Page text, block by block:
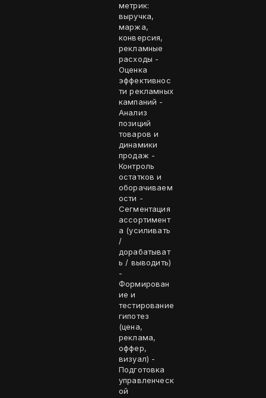
метрик:
выручка,
маржа,
конверсия,
рекламные
расходы -
Оценка
эффективнос
ти рекламных
кампаний -
Анализ
позиций
товаров и
динамики
продаж -
Контроль
остатков и
оборачиваем
ости -
Сегментация
ассортимент
а (усиливать
/
дорабатыват
ь / выводить)
-
Формирован
ие и
тестирование
гипотез
(цена,
реклама,
оффер,
визуал) -
Подготовка
управленческ
ой